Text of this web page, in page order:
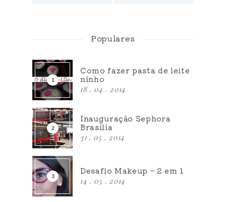
Populares
Como fazer pasta de leite
ninho
18 . 04 . 2014
Inauguração Sephora
Brasília
31 . 05 . 2014
Desafio Makeup – 2 em 1
14 . 05 . 2014